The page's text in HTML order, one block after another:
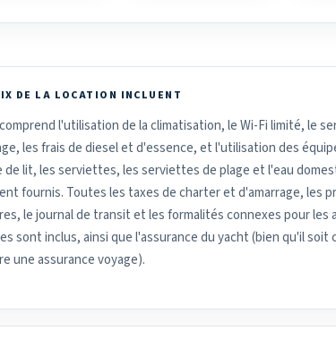
DE LA LOCATION INCLUENT
l'utilisation de la climatisation, le Wi-Fi limité, le
les frais de diesel et d'essence, et l'utilisation des
de lit, les serviettes, les serviettes de plage et l'eau
fournis. Toutes les taxes de charter et d'amarrage, les
le journal de transit et les formalités connexes pour les
sont inclus, ainsi que l'assurance du yacht (bien qu'il soit
une assurance voyage).